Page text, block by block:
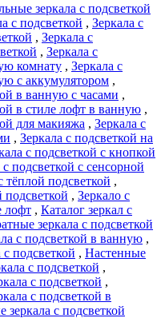
зеркала с подсветкой
с подсветкой , Зеркала с
, Зеркала с
, Зеркала с
комнату , Зеркала с
с аккумулятором ,
в ванную с часами ,
в стиле лофт в ванную ,
для макияжа , Зеркала с
, Зеркала с подсветкой на
с подсветкой с кнопкой
с подсветкой с сенсорной
тёплой подсветкой ,
подсветкой , Зеркало с
лофт , Каталог зеркал c
зеркала с подсветкой
с подсветкой в ванную ,
подсветкой , Настенные
с подсветкой ,
с подсветкой ,
с подсветкой в
зеркала с подсветкой